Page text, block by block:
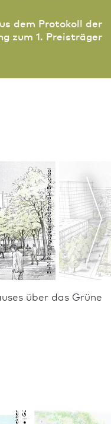
dem Protokoll der
zum 1. Preisträger
BHM Planungs­gesellschaft mbH, Bruchsal
über das Grüne